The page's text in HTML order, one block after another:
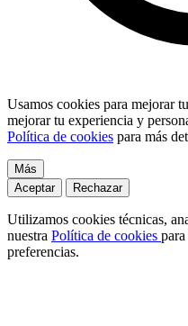
Usamos cookies para mejorar
mejorar tu experiencia y
Política de cookies para más
Más
Aceptar
Rechazar
Utilizamos cookies técnicas,
nuestra Política de cookies
preferencias.